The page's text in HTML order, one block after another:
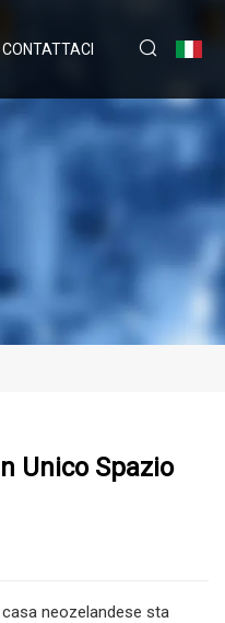
CONTATTACI
Unico Spazio
neozelandese sta